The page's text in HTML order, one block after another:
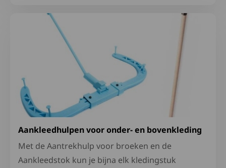
Aankleedhulpen voor onder- en bovenkleding
Met de Aantrekhulp voor broeken en de
Aankleedstok kun je bijna elk kledingstuk
Lees meer over Aankleedhulpen voor onder- en